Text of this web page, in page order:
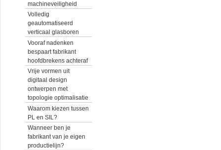
machineveiligheid
Volledig
geautomatiseerd
verticaal glasboren
Vooraf nadenken
bespaart fabrikant
hoofdbrekens achteraf
Vrije vormen uit
digitaal design
ontwerpen met
topologie optimalisatie
Waarom kiezen tussen
PL en SIL?
Wanneer ben je
fabrikant van je eigen
productielijn?